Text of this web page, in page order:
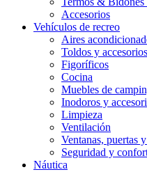
Accesorios
Vehículos de recreo
Aires
Toldos y accesorios
Figoríficos
Cocina
Muebles de
Inodoros y
Limpieza
Ventilación
Ventanas, puertas
Seguridad y
Náutica